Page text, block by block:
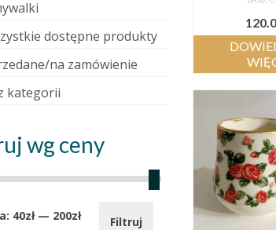
dostępne produkty
na zamówienie
kategorii
wg ceny
Filtruj
40zł— 200zł